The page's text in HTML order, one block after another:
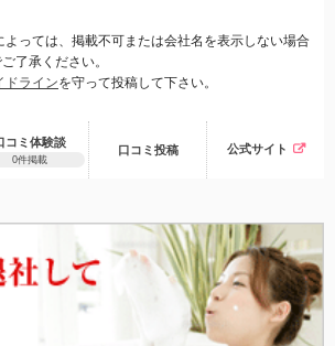
っては、掲載不可または会社名を表示しない場合
了承ください。
ドラインを守って投稿して下さい。
コミ体験談
0件掲載
口コミ 投稿 公式サイト